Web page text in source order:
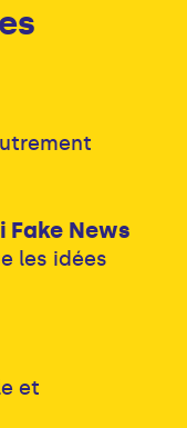
Fake News
les idées
et